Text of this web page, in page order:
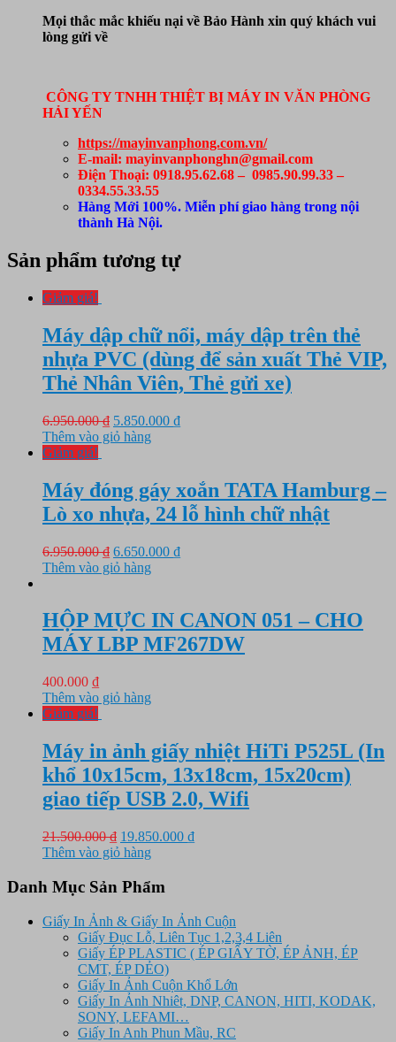
Mọi thắc mắc khiếu nại về Bảo Hành xin quý khách vui
lòng gửi về
CÔNG TY TNHH THIỆT BỊ MÁY IN VĂN PHÒNG
HẢI YẾN
https://mayinvanphong.com.vn/
E-mail: mayinvanphonghn@gmail.com
Điện Thoại: 0918.95.62.68 – 0985.90.99.33 –
0334.55.33.55
Hàng Mới 100%. Miễn phí giao hàng trong nội
thành Hà Nội.
Sản phẩm tương tự
Giảm giá!
Máy dập chữ nổi, máy dập trên thẻ
nhựa PVC (dùng để sản xuất Thẻ VIP,
Thẻ Nhân Viên, Thẻ gửi xe‎)
6.950.000₫ Giá
gốc
5.850.000 ₫Giá
5.850.000 ₫.
Thêm vào giỏ hàng
Giảm giá!
Máy đóng gáy xoắn TATA Hamburg –
Lò xo nhựa, 24 lỗ hình chữ nhật
6.950.000₫ Giá
gốc
6.650.000 ₫Giá
6.650.000 ₫.
Thêm vào giỏ hàng
HỘP MỰC IN CANON 051 – CHO
MÁY LBP MF267DW
400.000 ₫
Thêm vào giỏ hàng
Giảm giá!
Máy in ảnh giấy nhiệt HiTi P525L (In
khổ 10x15cm, 13x18cm, 15x20cm)
giao tiếp USB 2.0, Wifi
21.500.000₫ Giá
gốc
21.500.000 ₫.
19.850.000 ₫Giá
Thêm vào giỏ hàng
Danh Mục Sản Phẩm
Giấy In Ảnh & Giấy In Ảnh Cuộn
Giấy Đục Lỗ, Liên Tục 1,2,3,4 Liên
Giấy ÉP PLASTIC ( ÉP GIẤY TỜ, ÉP ẢNH, ÉP
CMT, ÉP DẺO)
Giấy In Ảnh Cuộn Khổ Lớn
Giấy In Ảnh Nhiêt, DNP, CANON, HITI, KODAK,
SONY, LEFAMI…
Giấy In Anh Phun Mầu, RC